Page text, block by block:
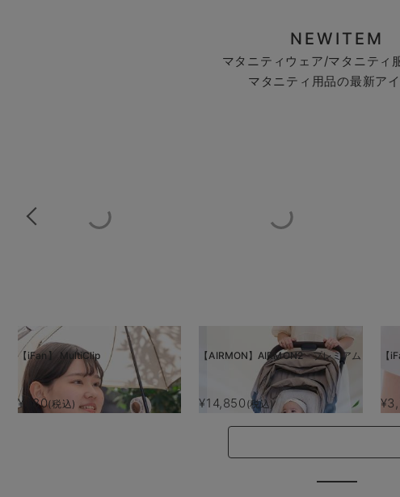
NEWITEM
マタニティウェア/マタニティ
マタニティ用品の最新ア
【iFan】 MultiClip
¥880(税込)
【AIRMON】AIRMON2 プレミアム
¥14,850 (税込)
【